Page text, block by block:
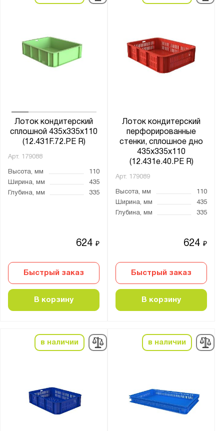
Лоток кондитерский
сплошной 435х335х110
(12.431F.72.РЕ R)
Арт. 179088
Высота, мм
110
Ширина, мм
435
Глубина, мм
335
624₽
Быстрый заказ
В корзину
Лоток кондитерский
перфорированные
стенки, сплошное дно
435х335х110
(12.431e.40.РЕ R)
Арт. 179089
Высота, мм
110
Ширина, мм
435
Глубина, мм
335
624₽
Быстрый заказ
В корзину
в наличии в наличии